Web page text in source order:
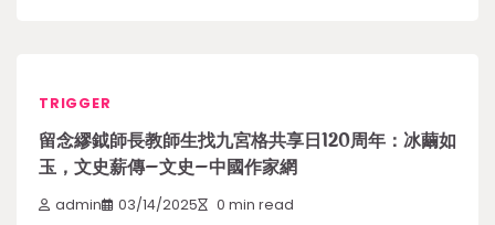
TRIGGER
留念繆鉞師長教師生找九宮格共享日120周年：冰繭如
玉，文史薪傳–文史–中國作家網
admin 03/14/2025 0 min read